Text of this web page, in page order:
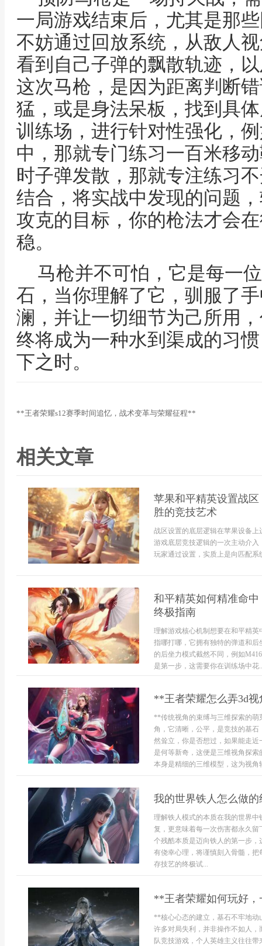
一局游戏结束后，尤其是那
不妨通过回放系统，从敌人
看到自己子弹的飘散轨迹，
这次马枪，是因为距离判断
猛，或是身法呆板，找到具
训练场，进行针对性强化，
中，那就专门练习一百米移
时子弹发散，那就专注练习
结合，将实战中发现的问题
攻克的目标，你的枪法才会
稳。
马枪并不可怕，它是每一
石，当你理解了它，驯服了
澜，并让一切细节为己所用
终将成为一种水到渠成的习
下之时。
**王者荣耀s12赛季时间追忆，战术变革与荣耀征程**
相关文章
苹果和平精英设置战
胜的竞技艺术
战区设置的底层逻辑在苹果设备
游戏底层竞技逻辑的一次主动介
玩家通过设置，实质上是向匹配系
和平精英如何精准命
终极指南
理解游戏核心机制想要在和平精
指哪打哪，它拥有独特的弹道和
的后坐力模式截然不同，例如
是第一步，这需要你在训练场中花
**王者荣耀怎么弄3d
**传统视角的束缚与三维探索的
角，它清晰，公平，是竞技的基
然耸立，你是否想过，如果能走
是何等新奇，这便是三维视角探
本身是精细的三维模型，这为视角
我的世界铁人怎么做
理解铁人模式的本质在我的世界
复，更意味着每一次伤害都永久
个残酷本质是迈向铁人的第一步
有侥幸心理，将谨慎刻入骨髓，
存技艺的终极试...
**王者荣耀如何玩好
**核心心态的建立，基石不牢地
许多对局失利，并非操作不如人
队竞技游戏，个人英雄主义往往